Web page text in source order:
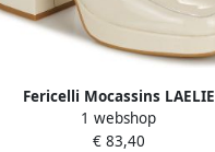
Fericelli Mocassins LAELIE
1 webshop
€ 83,40